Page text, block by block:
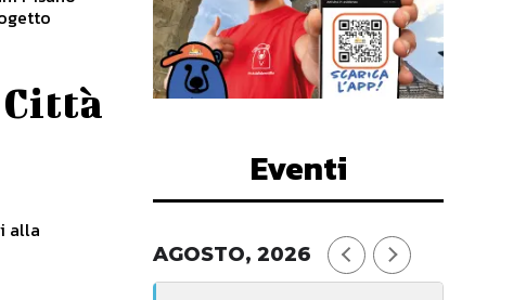
alla
Eventi
AGOSTO, 2026